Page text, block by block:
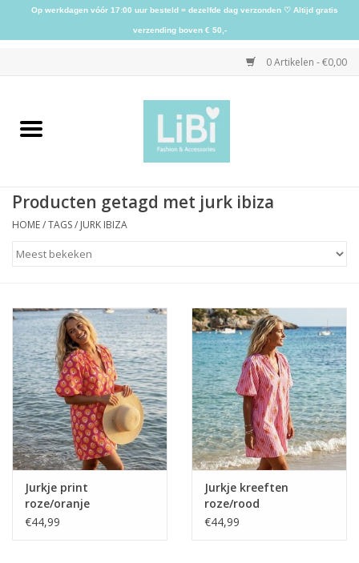
0 Artikelen - €0,00
Home
Schoenen
Sieraden
Accessoires
Home deco
SALE
Herensokken
Producten getagd met jurk ibiza
HOME/TAGS/ JURK IBIZA
Jurkje print
roze/oranje
€44,99
Jurkje kreeften
roze/rood
€44,99
Op werkdagen vóór 17:00 uur besteld = dezelfde dag verzonden ♡ Altijd gratis
verzending boven € 50,-